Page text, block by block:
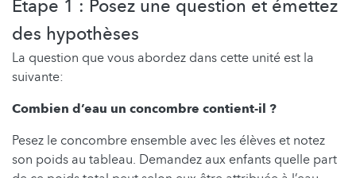
Étape 1 : Posez une question et émettez
des hypothèses
La question que vous abordez dans cette unité est la
suivante:
Combien d’eau un concombre contient-il ?
Pesez le concombre ensemble avec les élèves et notez
son poids au tableau. Demandez aux enfants quelle part